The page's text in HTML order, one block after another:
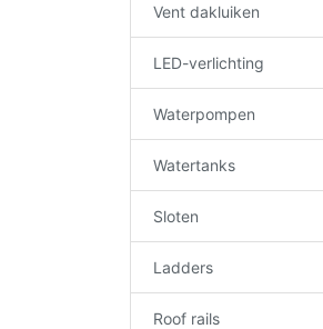
Vent dakluiken
LED-verlichting
Waterpompen
Watertanks
Sloten
Ladders
Roof rails